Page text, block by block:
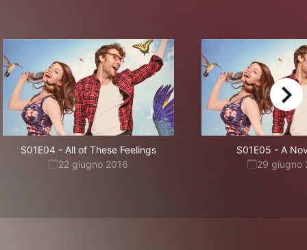
S01E04 - All of These Feelings
22 giugno 2016
S01E05 - A
29 giugno
right